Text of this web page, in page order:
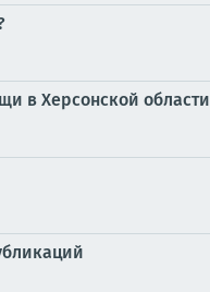
в Херсонской области